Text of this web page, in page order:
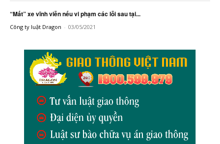
“Mất” xe vĩnh viễn nếu vi phạm các lỗi sau tại...
Công ty luật Dragon - 03/05/2021